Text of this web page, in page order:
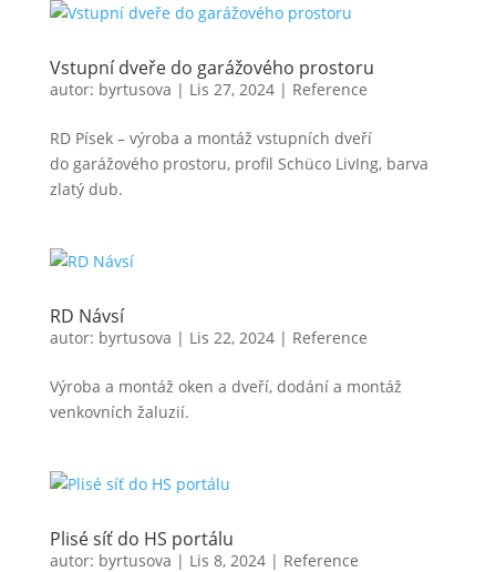
Vstupní dveře do garážového prostoru
autor: byrtusova | Lis 27, 2024| Reference
RD Písek – výroba a montáž vstupních dveří
do garážového prostoru, profil Schüco LivIng, barva
zlatý dub.
RD Návsí
autor: byrtusova | Lis 22, 2024| Reference
Výroba a montáž oken a dveří, dodání a montáž
venkovních žaluzií.
Plisé síť do HS portálu
autor: byrtusova | Lis 8, 2024| Reference